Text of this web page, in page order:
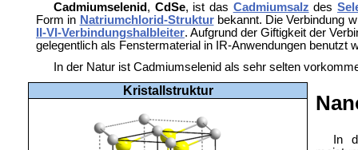
Cadmiumselenid , CdSe, ist das Cadmiumsalz des
Form in Natriumchlorid-Strukturbekannt. Die Verbindung
II-VI-Verbindungshalbleiter. Aufgrund der Giftigkeit der
gelegentlich als Fenstermaterial in IR-Anwendungen benutzt
In der Natur ist Cadmiumselenid als sehr selten
Kristallstruktur
In